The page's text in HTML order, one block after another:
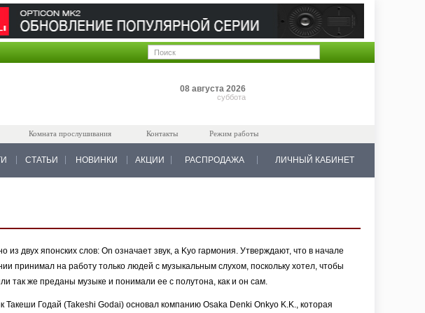
08 августа 2026
суббота
Комната прослушивания Контакты Режим работы
СТАТЬИ НОВИНКИ АКЦИИ РАСПРОДАЖА ЛИЧНЫЙ КАБИНЕТ
из двух японских слов: On означает звук, а Kyo гармония. Утверждают, что в начале
принимал на работу только людей с музыкальным слухом, поскольку хотел, чтобы
так же преданы музыке и понимали ее с полутона, как и он сам.
Такеши Годай (Takeshi Godai) основал компанию Osaka Denki Onkyo K.K., которая